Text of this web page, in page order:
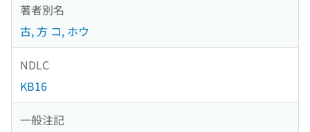
著者別名
古, 方 コ, ホウ
NDLC
KB16
一般注記